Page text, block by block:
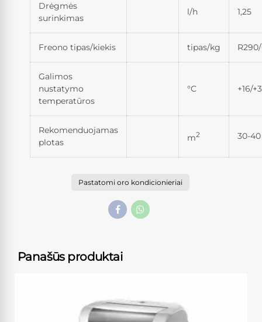
Drėgmės
surinkimas
l/h 1,25
Freono tipas/kiekis tipas/kg
Galimos
nustatymo
temperatūros
°C +16/
Rekomenduojamas
plotas
m2 30-40
Pastatomi oro kondicionieriai
Panašūs produktai